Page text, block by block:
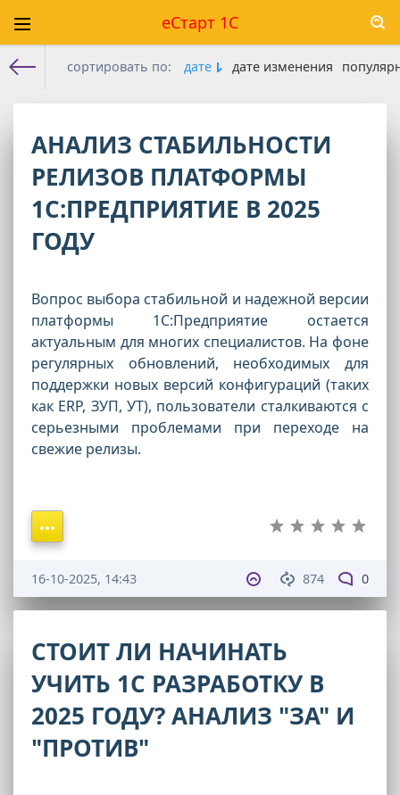
еСтарт 1С
сортировать по: дате дате изменения
АНАЛИЗ СТАБИЛЬНОСТИ
РЕЛИЗОВ ПЛАТФОРМЫ
1С:ПРЕДПРИЯТИЕ В 2025
ГОДУ
Вопрос выбора стабильной и надежной версии
платформы 1С:Предприятие остается
актуальным для многих специалистов. На фоне
регулярных обновлений, необходимых для
поддержки новых версий конфигураций (таких
как ERP, ЗУП, УТ), пользователи сталкиваются с
серьезными проблемами при переходе на
свежие релизы.
874 0
16-10-2025, 14:43
СТОИТ ЛИ НАЧИНАТЬ
УЧИТЬ 1С РАЗРАБОТКУ В
2025 ГОДУ? АНАЛИЗ "ЗА" И
"ПРОТИВ"